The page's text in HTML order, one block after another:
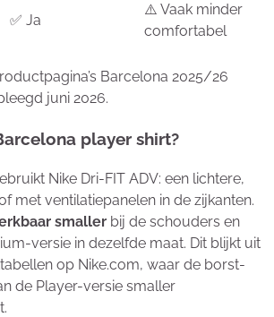
✅ Ja
⚠️ Vaak minder
comfortabel
Barcelona 2025/26
juni 2026.
player shirt?
Nike Dri-FIT ADV: een lichtere,
met ventilatiepanelen in de zijkanten.
smaller bij de schouders en
versie in dezelfde maat. Dit blijkt uit
op Nike.com, waar de borst-
de Player-versie smaller